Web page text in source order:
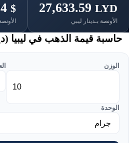
27,633.59 LYD
الأونصة بـدينار ليبي
$
حاسبة قيمة الذهب في ليبيا
الوزن
الوحدة